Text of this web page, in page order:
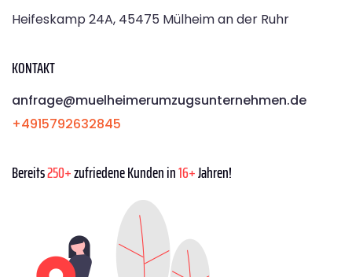
Heifeskamp 24A, 45475 Mülheim an der Ruhr
KONTAKT
anfrage@muelheimerumzugsunternehmen.de
+4915792632845
Bereits250+zufriedene Kunden in16+Jahren!